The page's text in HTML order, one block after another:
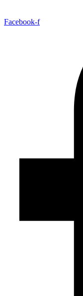
Facebook-f